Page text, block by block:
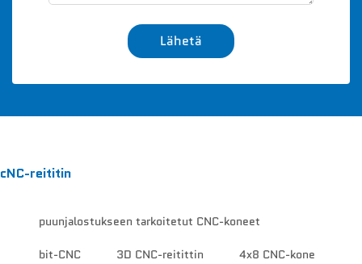
Lähetä
cNC-reititin
puunjalostukseen tarkoitetut CNC-koneet
bit-CNC 3D CNC-reitittin 4x8 CNC-kone